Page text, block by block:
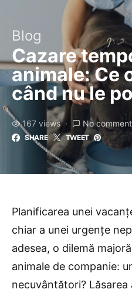
Blog
Cazare
animale: Ce
când nu le
167 views No
SHARE TWEET
Planificarea unei
chiar a unei urgențe
adesea, o dilemă
animale de companie:
necuvântători?